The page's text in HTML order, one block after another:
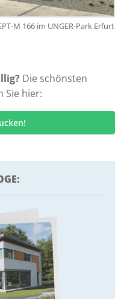
M 166 im UNGER-Park Erfurt
Die schönsten
Sie hier: